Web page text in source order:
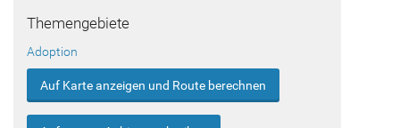
Themengebiete
Adoption
Auf Karte anzeigen und Route berechnen